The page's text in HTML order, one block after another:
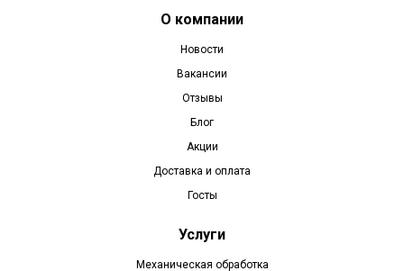
О компании
Новости
Вакансии
Отзывы
Блог
Акции
Доставка и оплата
Госты
Услуги
Механическая обработка